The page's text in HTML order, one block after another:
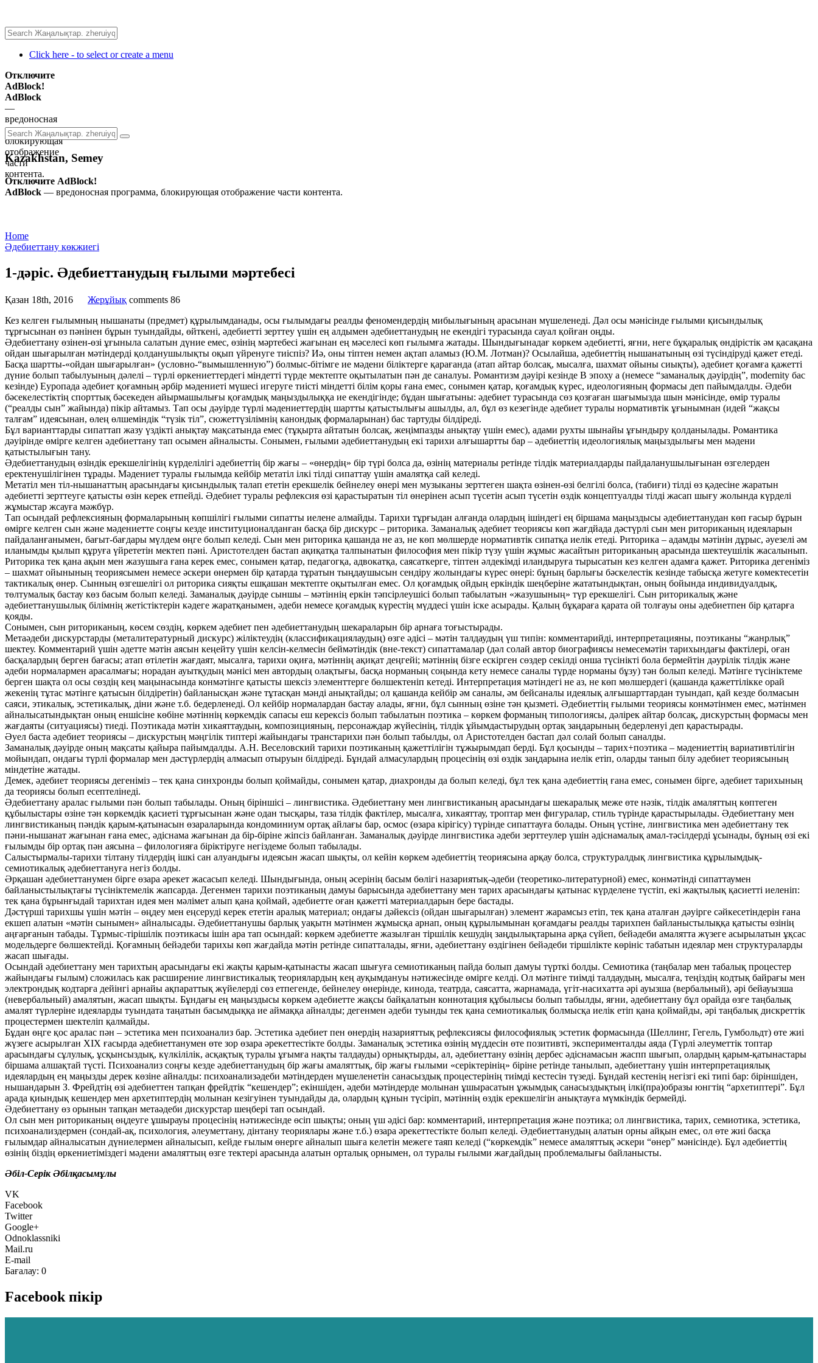
Click here - to select or create a menu
Отключите
AdBlock!
AdBlock
—
вредоносная
программа,
блокирующая
отображение
части
контента.
Kazakhstan, Semey
Отключите AdBlock!
AdBlock — вредоносная программа, блокирующая отображение части контента.
Home
Әдебиеттану көкжиегі
1-дәріс. Әдебиеттанудың ғылыми мәртебесі
Қазан 18th, 2016 Жерұйық comments 86
Кез келген ғылымның нышанаты (предмет) құрылымданады, осы ғылымдағы реалды феномендердің мибылығының арасынан мүшеленеді. Дәл осы мәнісінде ғылыми қисындылық
тұрғысынан өз пәнінен бұрын туындайды, өйткені, әдебиетті зерттеу үшін ең алдымен әдебиеттанудың не екендігі турасында сауал қойған оңды.
Әдебиеттану өзінен-өзі ұғыныла салатын дүние емес, өзінің мәртебесі жағынан ең мәселесі көп ғылымға жатады. Шындығынадағ көркем әдебиетті, яғни, неге бұқаралық өндірістік әм қасақана
ойдан шығарылған мәтіндерді қолданушылықты оқып үйренуге тиіспіз? Иә, оны тіптен немен ақтап аламыз (Ю.М. Лотман)? Осылайша, әдебиеттің нышанатының өзі түсіндіруді қажет етеді.
Басқа шартты-«ойдан шығарылған» (условно-“вымышленную”) болмыс-бітімге ие мәдени біліктерге қарағанда (атап айтар болсақ, мысалға, шахмат ойыны сиықты), әдебиет қоғамға қажетті
дүние болып табылуының дәлелі – түрлі өркениеттердегі міндетті түрде мектепте оқытылатын пән де саналуы. Романтизм дәуірі кезінде В эпоху а (немесе “заманалық дәуірдің”, modernity бас
кезінде) Еуропада әдебиет қоғамның әрбір мәдениеті мүшесі игеруге тиісті міндетті білім қоры ғана емес, сонымен қатар, қоғамдық күрес, идеологияның формасы деп пайымдалды. Әдеби
бәсекелестіктің спорттық бәсекеден айырмашылығы қоғамдық маңыздылыққа ие екендігінде; бұдан шығатыны: әдебиет турасында сөз қозғаған шағымызда шын мәнісінде, өмір туралы
(“реалды сын” жайында) пікір айтамыз. Тап осы дәуірде түрлі мәдениеттердің шартты қатыстылығы ашылды, ал, бұл өз кезегінде әдебиет туралы нормативтік ұғынымнан (идей “жақсы
талғам” идеясынан, өлең өлшеміндік “түзік тіл”, сюжеттүзілімнің канондық формаларынан) бас тартуды білдіреді.
Бұл варианттарды сипаттап жазу үздікті анықтау мақсатында емес (тұқырта айтатын болсақ, жеңімпазды анықтау үшін емес), адами рухты шынайы ұғындыру қолданылады. Романтика
дәуірінде өмірге келген әдебиеттану тап осымен айналысты. Сонымен, ғылыми әдебиеттанудың екі тарихи алғышартты бар – әдебиеттің идеологиялық маңыздылығы мен мәдени
қатыстылығын тану.
Әдебиеттанудың өзіндік ерекшелігінің күрделілігі әдебиеттің бір жағы – «өнердің» бір түрі болса да, өзінің материалы ретінде тілдік материалдарды пайдаланушылығынан өзгелерден
еректенушілігінен тұрады. Мәдениет туралы ғылымда кейбір метатіл ілкі тілді сипаттау үшін амалятқа сай келеді.
Метатіл мен тіл-нышанаттың арасындағы қисындылық талап ететін ерекшелік бейнелеу өнері мен музыканы зерттеген шақта өзінен-өзі белгілі болса, (табиғи) тілді өз қәдесіне жаратын
әдебиетті зерттеуге қатысты өзін керек етпейді. Әдебиет туралы рефлексия өзі қарастыратын тіл өнерінен асып түсетін асып түсетін өздік концептуалды тілді жасап шығу жолында күрделі
жұмыстар жсауға мәжбүр.
Тап осындай рефлексияның формаларының көпшілігі ғылыми сипатты иелене алмайды. Тарихи тұрғыдан алғанда олардың ішіндегі ең біршама маңыздысы әдебиеттанудан көп ғасыр бұрын
өмірге келген сын және мәдениетте соңғы кезде институционалданған басқа бір дискурс – риторика. Заманалық әдебиет теориясы көп жағдйада дәстүрлі сын мен риториканың идеяларын
пайдаланғанымен, бағыт-бағдары мүлдем өңге болып келеді. Сын мен риторика қашанда не аз, не көп мөлшерде нормативтік сипатқа иелік етеді. Риторика – адамды мәтінін дұрыс, әуезелі әм
иланымды қылып құруға үйрететін мектеп пәні. Аристотелден бастап ақиқатқа талпынатын философия мен пікір түзу үшін жұмыс жасайтын риториканың арасында шектеушілік жасалынып.
Риторика тек қана ақын мен жазушыға ғана керек емес, сонымен қатар, педагогқа, адвокатқа, саясаткерге, тіптен әлдекімді иландыруға тырысатын кез келген адамға қажет. Риторика дегеніміз
– шахмат ойынының теориясымен немесе әскери өнермен бір қатарда тұратын тыңдаушысын сендіру жолындағы күрес өнері: бұның барлығы бәскелестік кезінде табысқа жетуге көмектесетін
тактикалық өнер. Сынның өзгешелігі ол риторика сияқты ешқашан мектепте оқытылған емес. Ол қоғамдық ойдың еркіндік шеңберіне жататындықтан, оның бойында индивидуалдық,
төлтумалық бастау көз басым болып келеді. Заманалық дәуірде сыншы – мәтіннің еркін тәпсірлеушісі болып табылатын «жазушының» түр ерекшелігі. Сын риторикалық және
әдебиеттанушылық білімнің жетістіктерін кәдеге жаратқанымен, әдеби немесе қоғамдық күрестің мүддесі үшін іске асырады. Қалың бұқараға қарата ой толғауы оны әдебиетпен бір қатарға
қояды.
Сонымен, сын риториканың, көсем сөздің, көркем әдебиет пен әдебиеттанудың шекараларын бір арнаға тоғыстырады.
Метаәдеби дискурстарды (металитературный дискурс) жіліктеудің (классификациялаудың) өзге әдісі – мәтін талдаудың үш типін: комментарийді, интерпретацияны, поэтиканы “жанрлық”
шектеу. Комментарий үшін әдетте мәтін аясын кеңейту үшін келсін-келмесін беймәтіндік (вне-текст) сипаттамалар (дәл солай автор биографиясы немесемәтін тарихындағы фактілері, оған
басқалардың берген бағасы; атап өтілетін жағдаят, мысалға, тарихи оқиға, мәтіннің ақиқат деңгейі; мәтіннің бізге ескірген сөздер секілді онша түсінікті бола бермейтін дәурілік тілдік және
әдеби нормалармен арасалмағы; норадан ауытқудың мәнісі мен автордың олақтығы, басқа норманың соңында кету немесе саналы түрде норманы бұзу) тән болып келеді. Мәтінге түсініктеме
берген шақта ол осы сөздің кең маңынасында конмәтінге қатысты шексіз элементтерге бөлшектеніп кетеді. Интерпретация мәтіндегі не аз, не көп мөлшердегі (қашанда қажеттілікке орай
жекенің тұтас мәтінге қатысын білдіретін) байланысқан және тұтасқан мәнді анықтайды; ол қашанда кейбір әм саналы, әм бейсаналы идеялық алғышарттардан туындап, қай кезде болмасын
саяси, этикалық, эстетикалық, діни және т.б. бедерленеді. Ол кейбір нормалардан бастау алады, яғни, бұл сынның өзіне тән қызметі. Әдебиеттің ғылыми теориясы конмәтінмен емес, мәтінмен
айналысатындықтан оның еншісіне көбіне мәтіннің көркемдік сапасы еш керексіз болып табылатын поэтика – көркем форманың типологиясы, дәлірек айтар болсақ, дискурстың формасы мен
жағдаяты (ситуациясы) тиеді. Поэтикада мәтін хикаяттаудың, композицияның, персонаждар жүйесінің, тілдік ұйымдастырудың ортақ заңдарының бедерленуі деп қарастырады.
Әуел баста әдебиет теориясы – дискурстың мәңгілік типтері жайындағы транстарихи пән болып табылды, ол Аристотелден бастап дәл солай болып саналды.
Заманалық дәуірде оның мақсаты қайыра пайымдалды. А.Н. Веселовский тарихи поэтиканың қажеттілігін тұжырымдап берді. Бұл қосынды – тарих+поэтика – мәдениеттің вариативтілігін
мойындап, ондағы түрлі формалар мен дәстүрлердің алмасып отыруын білдіреді. Бұндай алмасулардың процесінің өзі өздік заңдарына иелік етіп, оларды танып білу әдебиет теориясының
міндетіне жатады.
Демек, әдебиет теориясы дегеніміз – тек қана синхронды болып қоймайды, сонымен қатар, диахронды да болып келеді, бұл тек қана әдебиеттің ғана емес, сонымен бірге, әдебиет тарихының
да теориясы болып есептелінеді.
Әдебиеттану аралас ғылыми пән болып табылады. Оның біріншісі – лингвистика. Әдебиеттану мен лингвистиканың арасындағы шекаралық меже өте нәзік, тілдік амаляттың көптеген
құбылыстары өзіне тән көркемдік қасиеті тұрғысынан және одан тысқары, таза тілдік фактілер, мысалға, хикаяттау, троптар мен фигуралар, стиль түрінде қарастырылады. Әдебиеттану мен
лингвистиканың пәндік қарым-қатынасын өзараларында кондоминиум ортақ айлағы бар, осмос (өзара кірігісу) түрінде сипаттауға болады. Оның үстіне, лингвистика мен әдебиеттану тек
пәни-нышанат жағынан ғана емес, әдіснама жағынан да бір-біріне жіпсіз байланған. Заманалық дәуірде лингвистика әдеби зерттеулер үшін әдіснамалық амал-тәсілдерді ұсынады, бұның өзі екі
ғылымды бір ортақ пән аясына – филологияға біріктіруге негіздеме болып табылады.
Салыстырмалы-тарихи тілтану тілдердің ішкі сан алуандығы идеясын жасап шықты, ол кейін көркем әдебиеттің теориясына арқау болса, структуралдық лингвистика құрылымдық-
семиотикалық әдебиеттануға негіз болды.
Әрқашан әдебиеттанумен бірге өзара әрекет жасасып келеді. Шындығында, оның әсерінің басым бөлігі назариятық-әдеби (теоретико-литературной) емес, конмәтінді сипаттаумен
байланыстылықтағы түсініктемелік жапсарда. Дегенмен тарихи поэтиканың дамуы барысында әдебиеттану мен тарих арасындағы қатынас күрделене түстіп, екі жақтылық қасиетті иеленіп:
тек қана бұрынғыдай тарихтан идея мен мәлімет алып қана қоймай, әдебиетте оған қажетті материалдарын бере бастады.
Дәстүрші тарихшы үшін мәтін – өңдеу мен еңсеруді керек ететін аралық материал; ондағы дәйексіз (ойдан шығарылған) элемент жарамсыз етіп, тек қана аталған дәуірге сәйкесетіндерін ғана
екшеп алатын «мәтін сынымен» айналысады. Әдебиеттанушы барлық уақытн мәтінмен жұмысқа арнап, оның құрылымынан қоғамдағы реалды тарихпен байланыстылыққа қатысты өзінің
аңғарғанын табады. Тұрмыс-тірішілік поэтикасы ішін ара тап осындай: көркем әдебиетте жазылған тіршілік кешудің заңдылықтарына арқа сүйеп, бейәдеби амалятта жүзеге асырылатын ұқсас
модельдерге бөлшектейді. Қоғамның бейәдеби тарихы көп жағдайда мәтін ретінде сипатталады, яғни, әдебиеттану өздігінен бейәдеби тіршілікте көрініс табатын идеялар мен структураларды
жасап шығады.
Осындай әдебиеттану мен тарихтың арасындағы екі жақты қарым-қатынасты жасап шығуға семиотиканың пайда болып дамуы түрткі болды. Семиотика (таңбалар мен табалық процестер
жайындағы ғылым) сложилась как расширение лингвистикалық теориялардың кең ауқымдануы нәтижесінде өмірге келді. Ол мәтінге тиімді талдаудың, мысалға, теңіздің кодтық байрағы мен
электрондық кодтарға дейінгі арнайы ақпараттық жүйелерді сөз етпегенде, бейнелеу өнерінде, кинода, театрда, саясатта, жарнамада, үгіт-насихатта әрі ауызша (вербальный), әрі бейауызша
(невербальный) амалятын, жасап шықты. Бұндағы ең маңыздысы көркем әдебиетте жақсы байқалатын коннотация құбылысы болып табылды, яғни, әдебиеттану бұл орайда өзге таңбалық
амалят түрлеріне идеяларды туындата таңатын басымдыққа ие аймаққа айналды; дегенмен әдеби туынды тек қана семиотикалық болмысқа иелік етіп қана қоймайды, әрі таңбалық дискреттік
процестермен шектеліп қалмайды.
Бұдан өңге қос аралас пән – эстетика мен психоанализ бар. Эстетика әдебиет пен өнердің назарияттық рефлексиясы философиялық эстетик формасында (Шеллинг, Гегель, Гумбольдт) өте жиі
жүзеге асырылған XIX ғасырда әдебиеттанумен өте зор өзара әрекеттестікте болды. Заманалық эстетика өзінің мүддесін өте позитивті, эксперименталды аяда (Түрлі әлеуметтік топтар
арасындағы сұлулық, ұсқынсыздық, күлкілілік, асқақтық туралы ұғымға нақты талдауды) орнықтырды, ал, әдебиеттану өзінің дербес әдіснамасын жаспп шығып, олардың қарым-қатынастары
біршама алшақтай түсті. Психоанализ соңғы кезде әдебиеттанудың бір жағы амаляттық, бір жағы ғылыми «серіктерінің» біріне ретінде танылып, әдебиеттану үшін интерпретациялық
идеялардың ең маңызды дерек көзіне айналды: психоанализәдеби мәтіндерден мүшеленетін санасыздық процестерінің тиімді кестесін түзеді. Бұндай кестенің негізгі екі типі бар: біріншіден,
нышандарын З. Фрейдтің өзі әдебиеттен тапқан фрейдтік “кешендер”; екіншіден, әдеби мәтіндерде молынан ұшырасатын ұжымдық санасыздықтың ілкі(пра)образы юнгтің “архетиптері”. Бұл
арада қиындық кешендер мен архетиптердің молынан кезігуінен туындайды да, олардың құнын түсіріп, мәтіннің өздік ерекшелігін анықтауға мүмкіндік бермейді.
Әдебиеттану өз орынын тапқан метаәдеби дискурстар шеңбері тап осындай.
Ол сын мен риториканың өңдеуге ұшырауы процесінің нәтижесінде өсіп шықты; оның үш әдісі бар: комментарий, интерпретация және поэтика; ол лингвистика, тарих, семиотика, эстетика,
психоанализдермен (сондай-ақ, психология, әлеуметтану, дінтану теориялары және т.б.) өзара әрекеттестікте болып келеді. Әдебиеттанудың алатын орны айқын емес, ол өте жиі басқа
ғылымдар айналысатын дүниелермен айналысып, кейде ғылым өнерге айналып шыға келетін межеге таяп келеді (“көркемдік” немесе амаляттық әскери “өнер” мәнісінде). Бұл әдебиеттің
өзінің біздің өркениетіміздегі мәдени амаляттың өзге тектері арасында алатын орталық орнымен, ол туралы ғылыми жағдайдың проблемалығы байланысты.
Әбіл-Серік Әбілқасымұлы
VK
Facebook
Twitter
Google+
Odnoklassniki
Mail.ru
E-mail
Бағалау: 0
Facebook пікір